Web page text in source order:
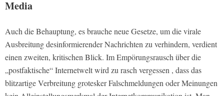
Media
Auch die Behauptung, es brauche neue Gesetze, um die virale
Ausbreitung desinformierender Nachrichten zu verhindern, verdient
einen zweiten, kritischen Blick. Im Empörungsrausch über die
„postfaktische“ Internetwelt wird zu rasch vergessen , dass das
blitzartige Verbreitung grotesker Falschmeldungen oder Meinungen